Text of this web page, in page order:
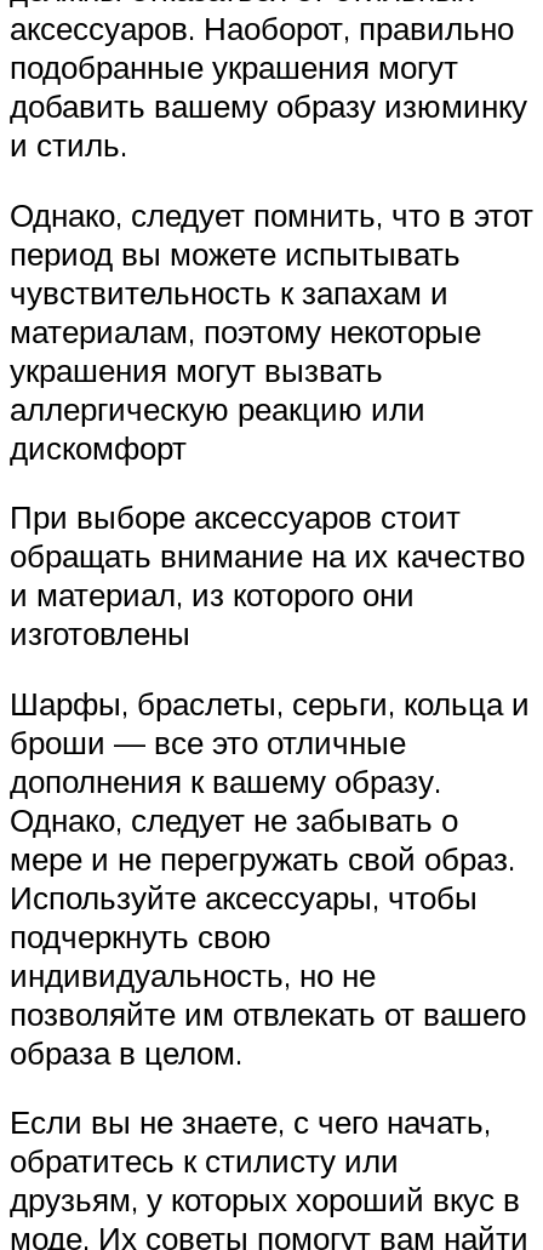
аксессуаров. Наоборот, правильно
подобранные украшения могут
добавить вашему образу изюминку
и стиль.
Однако, следует помнить, что в этот
период вы можете испытывать
чувствительность к запахам и
материалам, поэтому некоторые
украшения могут вызвать
аллергическую реакцию или
дискомфорт
При выборе аксессуаров стоит
обращать внимание на их качество
и материал, из которого они
изготовлены
Шарфы, браслеты, серьги, кольца и
броши — все это отличные
дополнения к вашему образу.
Однако, следует не забывать о
мере и не перегружать свой образ.
Используйте аксессуары, чтобы
подчеркнуть свою
индивидуальность, но не
позволяйте им отвлекать от вашего
образа в целом.
Если вы не знаете, с чего начать,
обратитесь к стилисту или
друзьям, у которых хороший вкус в
моде. Их советы помогут вам найти